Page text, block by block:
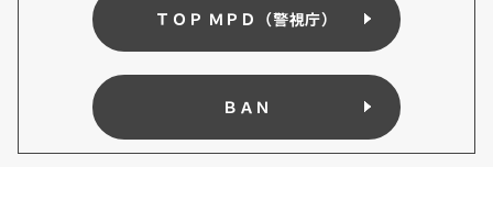
ＴＯＰ ＭＰＤ（警視庁）
ＢＡＮ